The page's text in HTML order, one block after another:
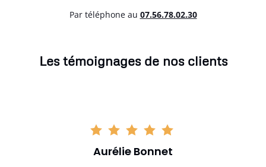
Par téléphone au 07.56.78.02.30
Les témoignages de nos clients
Aurélie Bonnet